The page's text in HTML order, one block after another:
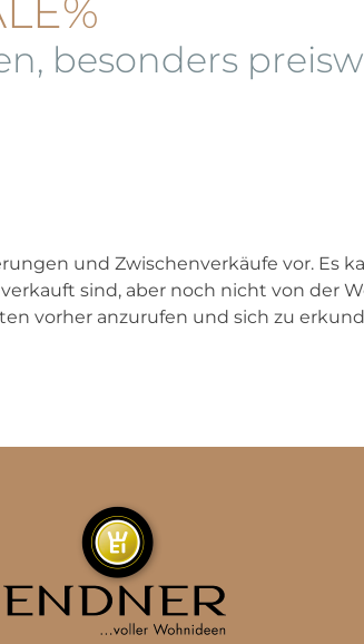
besonders
und Zwischenverkäufe vor. Es
sind, aber noch nicht von der
vorher anzurufen und sich zu